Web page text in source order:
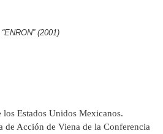
(2001)
Estados Unidos Mexicanos.
de Acción de Viena de la Conferencia